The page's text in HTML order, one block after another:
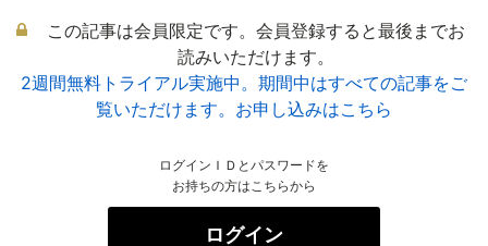
この記事は会員限定です。会員登録すると最後までお
読みいただけます。
2週間無料トライアル実施中。期間中はすべての記事をご
覧いただけます。お申し込みはこちら
ログインＩＤとパスワードを
お持ちの方はこちらから
ログイン